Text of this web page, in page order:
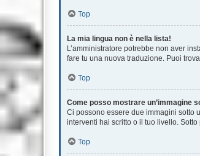
Top
La mia lingua non è nella lista!
L’amministratore potrebbe non aver
fare tu una nuova traduzione. Puoi
Top
Come posso mostrare un’immagine
Ci possono essere due immagini sotto
interventi hai scritto o il tuo livello.
Top